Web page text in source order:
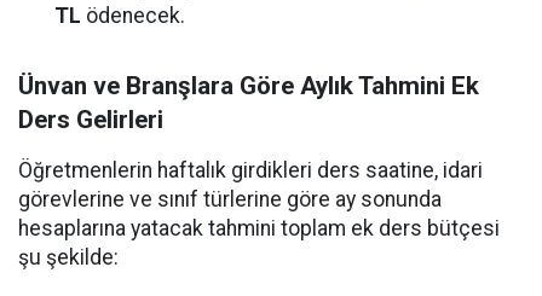
TL ödenecek.
Ünvan ve Branşlara Göre Aylık Tahmini Ek
Ders Gelirleri
Öğretmenlerin haftalık girdikleri ders saatine, idari
görevlerine ve sınıf türlerine göre ay sonunda
hesaplarına yatacak tahmini toplam ek ders bütçesi
şu şekilde: